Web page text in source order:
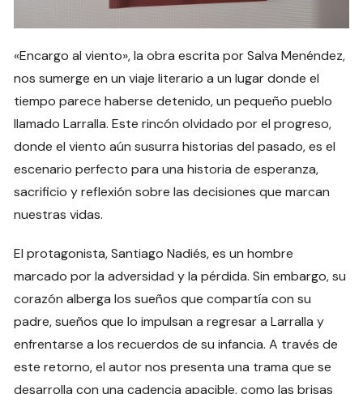
«Encargo al viento», la obra escrita por Salva Menéndez,
nos sumerge en un viaje literario a un lugar donde el
tiempo parece haberse detenido, un pequeño pueblo
llamado Larralla. Este rincón olvidado por el progreso,
donde el viento aún susurra historias del pasado, es el
escenario perfecto para una historia de esperanza,
sacrificio y reflexión sobre las decisiones que marcan
nuestras vidas.
El protagonista, Santiago Nadiés, es un hombre
marcado por la adversidad y la pérdida. Sin embargo, su
corazón alberga los sueños que compartía con su
padre, sueños que lo impulsan a regresar a Larralla y
enfrentarse a los recuerdos de su infancia. A través de
este retorno, el autor nos presenta una trama que se
desarrolla con una cadencia apacible, como las brisas